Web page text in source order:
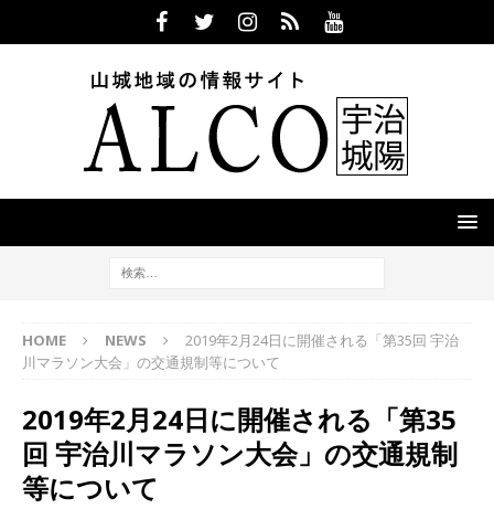
HOME NEWS
2019年2月24日に開催される「第35回 宇治
川マラソン大会」の交通規制等について
2019年2月24日に開催される「第35
回 宇治川マラソン大会」の交通規制
等について